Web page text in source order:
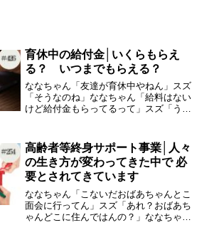
育休中の給付金│いくらもらえ
る？ いつまでもらえる？
ななちゃん「友達が育休中やねん」スズ
「そうなのね」ななちゃん「給料はない
けど給付金もらってるって」スズ「う
は、「育休中の給付金」の知識をひとつ
＋（プラス）していきまし...
高齢者等終身サポート事業│人々
の生き方が変わってきた中で 必
要とされてきています
ななちゃん「こないだおばあちゃんとこ
面会に行ってん」スズ「あれ？おばあち
ゃんどこに住んではんの？」ななちゃん